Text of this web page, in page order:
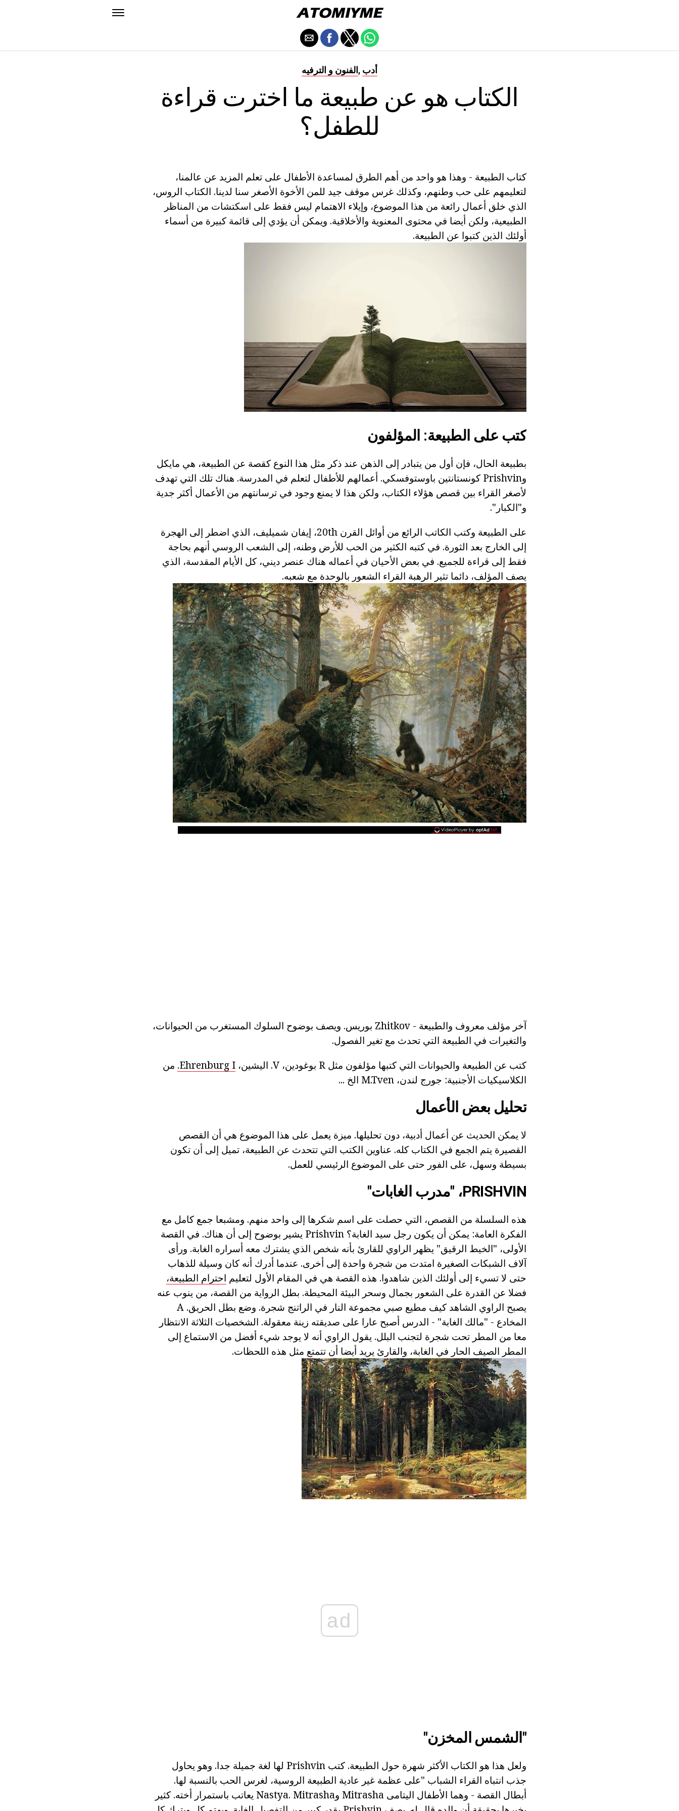
الفنون و الترفيه , أدب
الكتاب هو عن طبيعة ما اخترت قراءة
للطفل؟
كتاب الطبيعة - وهذا هو واحد من أهم الطرق لمساعدة الأطفال على تعلم المزيد عن عالمنا،
لتعليمهم على حب وطنهم، وكذلك غرس موقف جيد للمن الأخوة الأصغر سنا لدينا. الكتاب الروس،
الذي خلق أعمال رائعة من هذا الموضوع، وإيلاء الاهتمام ليس فقط على اسكتشات من المناظر
الطبيعية، ولكن أيضا في محتوى المعنوية والأخلاقية. ويمكن أن يؤدي إلى قائمة كبيرة من أسماء
أولئك الذين كتبوا عن الطبيعة.
كتب على الطبيعة: المؤلفون
بطبيعة الحال، فإن أول من يتبادر إلى الذهن عند ذكر مثل هذا النوع كقصة عن الطبيعة، هي مايكل
وPrishvin كونستانتين باوستوفسكي. أعمالهم للأطفال لتعلم في المدرسة. هناك تلك التي تهدف
لأصغر القراء بين قصص هؤلاء الكتاب، ولكن هذا لا يمنع وجود في ترسانتهم من الأعمال أكثر جدية
و"الكبار".
على الطبيعة وكتب الكاتب الرائع من أوائل القرن 20th، إيفان شميليف، الذي اضطر إلى الهجرة
إلى الخارج بعد الثورة. في كتبه الكثير من الحب للأرض وطنه، إلى الشعب الروسي أنهم بحاجة
فقط إلى قراءة للجميع. في بعض الأحيان في أعماله هناك عنصر ديني، كل الأيام المقدسة، الذي
يصف المؤلف، دائما تثير الرهبة القراء الشعور بالوحدة مع شعبه.
آخر مؤلف معروف والطبيعة - Zhitkov بوريس. ويصف بوضوح السلوك المستغرب من الحيوانات،
والتغيرات في الطبيعة التي تحدث مع تغير الفصول.
كتب عن الطبيعة والحيوانات التي كتبها مؤلفون مثل R بوغودين، V. اليشين،
Ehrenburg I. من
الكلاسيكيات الأجنبية: جورج لندن، M.Tven الخ ...
تحليل بعض الأعمال
لا يمكن الحديث عن أعمال أدبية، دون تحليلها. ميزة يعمل على هذا الموضوع هي أن القصص
القصيرة يتم الجمع في الكتاب كله. عناوين الكتب التي تتحدث عن الطبيعة، تميل إلى أن تكون
بسيطة وسهل، على الفور حتى على الموضوع الرئيسي للعمل.
PRISHVIN، "مدرب الغابات"
هذه السلسلة من القصص، التي حصلت على اسم شكرها إلى واحد منهم. ومشبعا جمع كامل مع
الفكرة العامة: يمكن أن يكون رجل سيد الغابة؟ Prishvin يشير بوضوح إلى أن هناك. في القصة
الأولى، "الخيط الرقيق" يظهر الراوي للقارئ بأنه شخص الذي يشترك معه أسراره الغابة. ورأى
آلاف الشبكات الصغيرة امتدت من شجرة واحدة إلى أخرى. عندما أدرك أنه كان وسيلة للذهاب
حتى لا تسيء إلى أولئك الذين شاهدوا. هذه القصة هي في المقام الأول لتعليم احترام الطبيعة،
فضلا عن القدرة على الشعور بجمال وسحر البيئة المحيطة. بطل الرواية من القصة، من ينوب عنه
يصبح الراوي الشاهد كيف مطيع صبي مجموعة النار في الراتنج شجرة. وضع بطل الحريق. A
المخادع - "مالك الغابة" - الدرس أصبح عارا على صديقته زينة معقولة. الشخصيات الثلاثة الانتظار
معا من المطر تحت شجرة لتجنب البلل. يقول الراوي أنه لا يوجد شيء أفضل من الاستماع إلى
المطر الصيف الحار في الغابة، والقارئ يريد أيضا أن تتمتع مثل هذه اللحظات.
ad
"الشمس المخزن"
ولعل هذا هو الكتاب الأكثر شهرة حول الطبيعة. كتب Prishvin لها لغة جميلة جدا. وهو يحاول
جذب انتباه القراء الشباب "على عظمة غير عادية الطبيعة الروسية، لغرس الحب بالنسبة لها.
أبطال القصة - وهما الأطفال اليتامى Mitrasha وNastya. Mitrasha يعاتب باستمرار أخته. كثير